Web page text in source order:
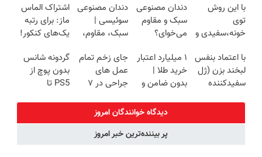
روزه ساخت!
کننده خانگی
سبک و مقاوم |
پرداخت قسطی
با این روش
توی
خونه،سفیدی و
برگردون
(40%off)
دندان مصنوعی
سبک و مقاوم
می‌خوای؟
اقساطی هم
داریم!😍 | 📍
تهران
دندان مصنوعی
سوئیسی |
سبک، مقاوم،
رایگان+پرداخت
اقساطی😍
اشتراک الماس
ماز: برای رتبه
یک‌های کنکور!
با اعتماد بنفس
لبخند بزن (ژل
سفیدکننده
۱ میلیارد اعتبار
خرید طلا |
بدون ضامن و
جای زخم تمام
عمل های
جراحی در ۷
(فوری مشاوره
بگیرید)
گردونه شانس
بدون پوچ از
PS5 تا
دیدگاه خوانندگان امروز
پر بیننده‌ترین خبر امروز